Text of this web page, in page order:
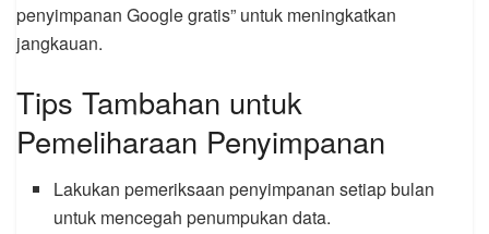
penyimpanan Google gratis” untuk meningkatkan
jangkauan.
Tips Tambahan untuk
Pemeliharaan Penyimpanan
Lakukan pemeriksaan penyimpanan setiap bulan
untuk mencegah penumpukan data.